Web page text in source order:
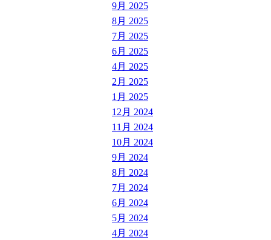
9月 2025
8月 2025
7月 2025
6月 2025
4月 2025
2月 2025
1月 2025
12月 2024
11月 2024
10月 2024
9月 2024
8月 2024
7月 2024
6月 2024
5月 2024
4月 2024